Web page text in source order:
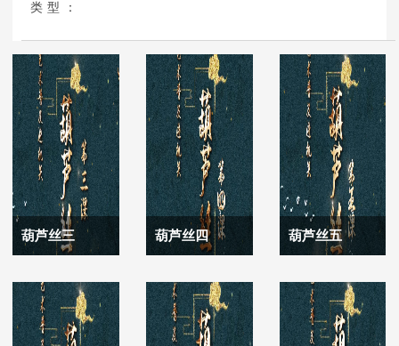
类型：
全部 百家争鸣 文化教学 文化云展 文化非遗 文
葫芦丝三 葫芦丝四 葫芦丝五